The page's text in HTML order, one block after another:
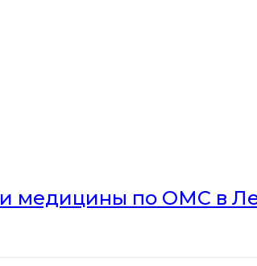
медицины по ОМС в